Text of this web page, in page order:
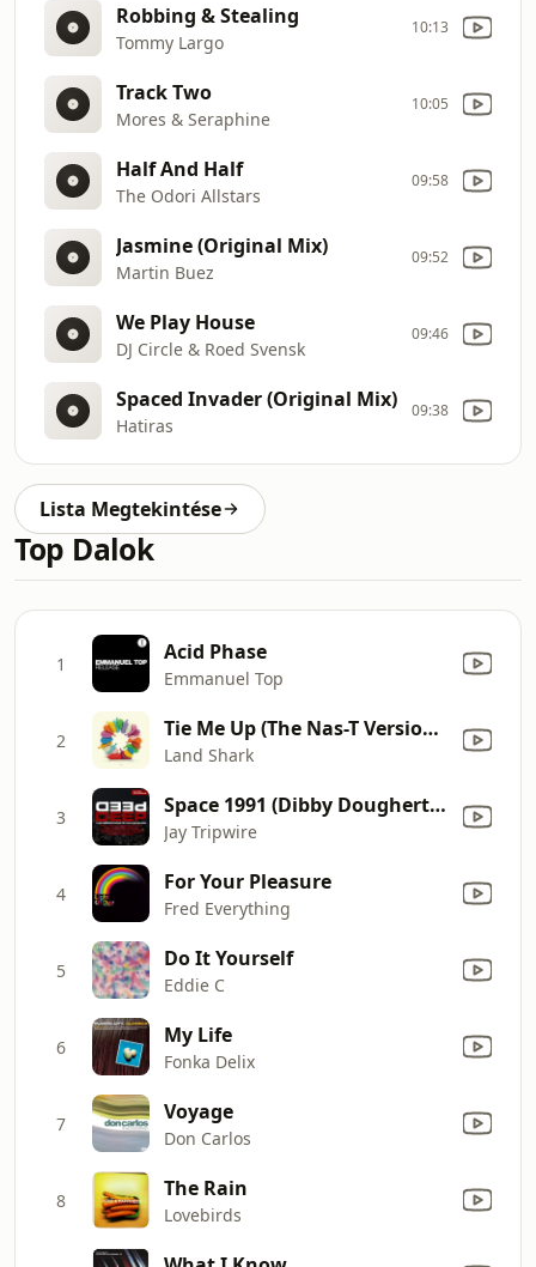
Robbing & Stealing
Tommy Largo
10:13
Track Two
Mores & Seraphine
10:05
Half And Half
The Odori Allstars
09:58
Jasmine (Original Mix)
Martin Buez
09:52
We Play House
DJ Circle & Roed Svensk
09:46
Spaced Invader (Original Mix)
Hatiras
09:38
Lista Megtekintése
Top Dalok
1 Acid Phase
Emmanuel Top
2 Tie Me Up (The Nas-T Version Instrumental)
Land Shark
3 Space 1991 (Dibby Dougherty Remix)
Jay Tripwire
4 For Your Pleasure
Fred Everything
5 Do It Yourself
Eddie C
6 My Life
Fonka Delix
7 Voyage
Don Carlos
8 The Rain
Lovebirds